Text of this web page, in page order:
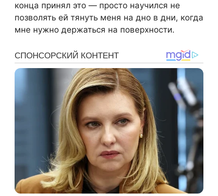
конца принял это — просто научился не
позволять ей тянуть меня на дно в дни, когда
мне нужно держаться на поверхности.